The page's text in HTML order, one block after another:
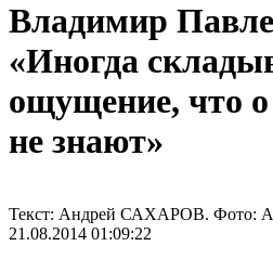
Владимир
«Иногда
ощущение, что о
не знают»
Текст: Андрей САХАРОВ. Фото:
21.08.2014 01:09:22